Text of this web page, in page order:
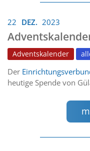
22 DEZ. 2023
Adventskalender
Der
heutige Spende von